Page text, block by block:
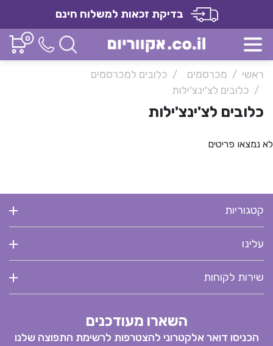
בדיקת זכאות למשלוח חינם
0
ראשי מכרסמים
כלובים למכרסמים
כלובים לצ'ינצ'ילות
כלובים לצ'ינצ'ילות
לא נמצאו פריטים
קטגוריות
עלינו
שירות לקוחות
השארו מעודכנים
הכניסו דואר אלקטרוני להצטרפות לרשימת התפוצה שלנו